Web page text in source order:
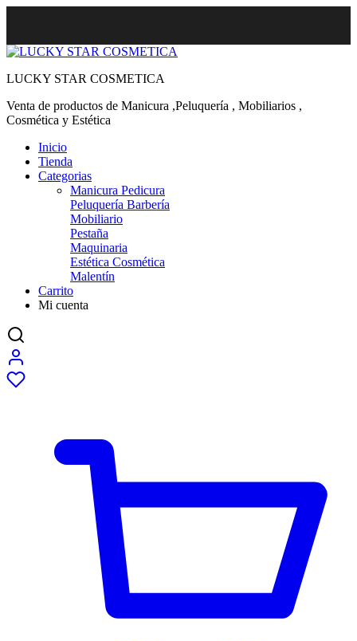
LUCKY STAR COSMETICA
Venta de productos de Manicura ,Peluquería , Mobiliarios ,
Cosmética y Estética
Inicio
Tienda
Categorias
Manicura Pedicura
Peluquería Barbería
Mobiliario
Pestaña
Maquinaria
Estética Cosmética
Malentín
Carrito
Mi cuenta